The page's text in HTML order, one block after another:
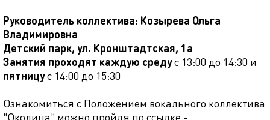
Руководитель коллектива: Козырева Ольга
Владимировна
Детский парк, ул. Кронштадтская, 1а
Занятия проходят каждую средус 13:00 до 14:30 и
пятницус 14:00 до 15:30
Ознакомиться с Положением вокального коллектива
"Околица" можно пройдя по ссылке -